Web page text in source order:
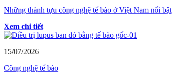
Những thành tựu công nghệ tế bào ở Việt Nam nổi bật
Xem chi tiết
15/07/2026
Công nghệ tế bào